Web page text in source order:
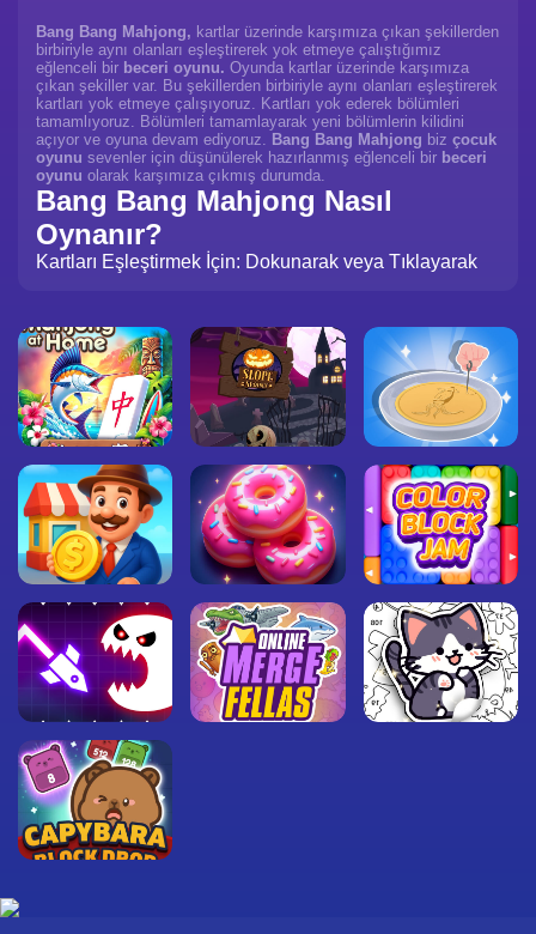
Bang Bang Mahjong, kartlar üzerinde karşımıza çıkan şekillerden
birbiriyle aynı olanları eşleştirerek yok etmeye çalıştığımız
eğlenceli bir beceri oyunu. Oyunda kartlar üzerinde karşımıza
çıkan şekiller var. Bu şekillerden birbiriyle aynı olanları eşleştirerek
kartları yok etmeye çalışıyoruz. Kartları yok ederek bölümleri
tamamlıyoruz. Bölümleri tamamlayarak yeni bölümlerin kilidini
açıyor ve oyuna devam ediyoruz. Bang Bang Mahjong biz çocuk
oyunu sevenler için düşünülerek hazırlanmış eğlenceli bir beceri
oyunu olarak karşımıza çıkmış durumda.
Bang Bang Mahjong Nasıl
Oynanır?
Kartları Eşleştirmek İçin: Dokunarak veya Tıklayarak